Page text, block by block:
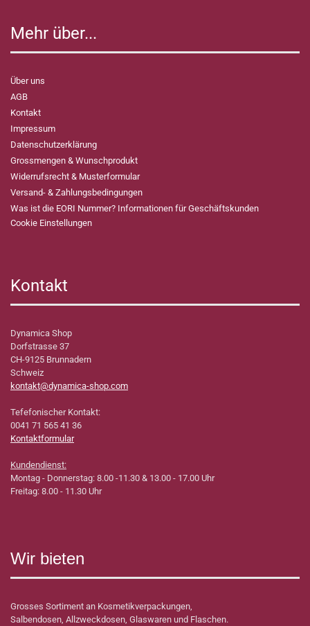
Mehr über...
Über uns
AGB
Kontakt
Impressum
Datenschutzerklärung
Grossmengen & Wunschprodukt
Widerrufsrecht & Musterformular
Versand- & Zahlungsbedingungen
Was ist die EORI Nummer? Informationen für Geschäftskunden
Cookie Einstellungen
Kontakt
Dynamica Shop
Dorfstrasse 37
CH-9125 Brunnadern
Schweiz
kontakt@dynamica-shop.com
Tefefonischer Kontakt:
0041 71 565 41 36
Kontaktformular
Kundendienst:
Montag - Donnerstag: 8.00 -11.30 & 13.00 - 17.00 Uhr
Freitag: 8.00 - 11.30 Uhr
Wir bieten
Grosses Sortiment an Kosmetikverpackungen,
Salbendosen, Allzweckdosen, Glaswaren und Flaschen.